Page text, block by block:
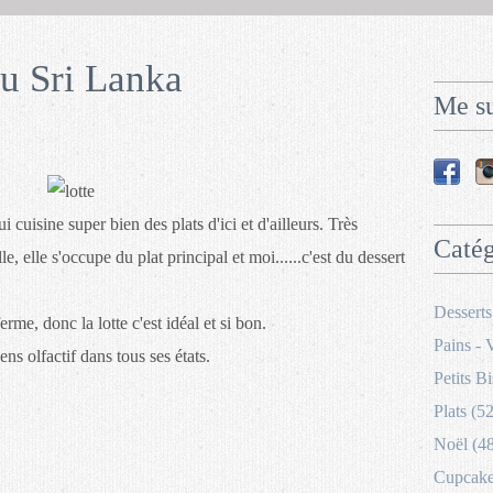
Sri Lanka
cuisine super bien des plats d'ici et d'ailleurs. Très
elle s'occupe du plat principal et moi......c'est du dessert
donc la lotte c'est idéal et si bon.
olfactif dans tous ses états.
Me
Pains -
Petits
Plats
Noël